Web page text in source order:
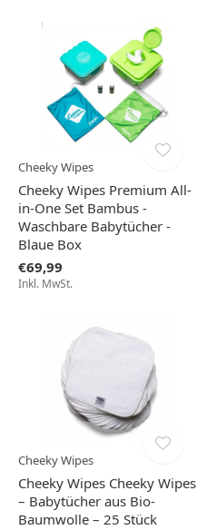
Cheeky Wipes
Cheeky Wipes Premium All-
in-One Set Bambus -
Waschbare Babytücher -
Blaue Box
€69,99
Inkl. MwSt.
Cheeky Wipes
Cheeky Wipes Cheeky Wipes
– Babytücher aus Bio-
Baumwolle – 25 Stück